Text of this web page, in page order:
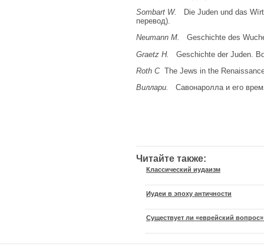
Sombart W.
Die Juden und das
перевод).
Neumann М.
Geschichte des
Graetz H.
Geschichte der Juden.
Roth СThe Jews in the
Виллари.
Савонаролла и его
Читайте также:
Классический иудаизм
Иудеи в эпоху античности
Существует ли «еврейский